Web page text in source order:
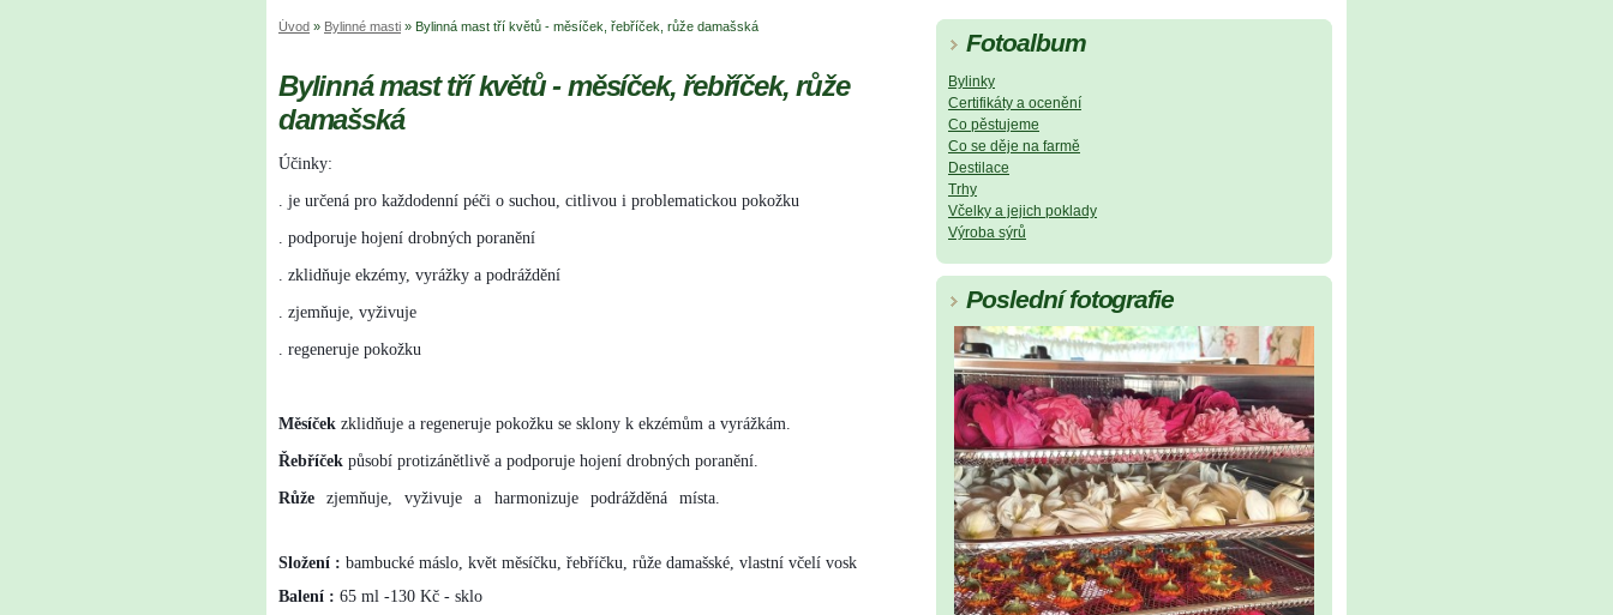
Úvod » Bylinné masti » Bylinná mast tří květů - měsíček, řebříček, růže damašská
Bylinná mast tří květů - měsíček, řebříček, růže
damašská
Účinky:
. je určená pro každodenní péči o suchou, citlivou i problematickou pokožku
. podporuje hojení drobných poranění
. zklidňuje ekzémy, vyrážky a podráždění
. zjemňuje, vyživuje
. regeneruje pokožku
Měsíček zklidňuje a regeneruje pokožku se sklony k ekzémům a vyrážkám.
Řebříček působí protizánětlivě a podporuje hojení drobných poranění.
Růže zjemňuje, vyživuje a harmonizuje podrážděná místa.
Složení : bambucké máslo, květ měsíčku, řebříčku, růže damašské, vlastní včelí vosk
Balení : 65 ml -130 Kč - sklo
Fotoalbum
Bylinky
Certifikáty a ocenění
Co pěstujeme
Co se děje na farmě
Destilace
Trhy
Včelky a jejich poklady
Výroba sýrů
Poslední fotografie